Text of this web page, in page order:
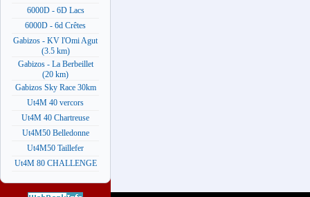
6000D - 6D Lacs
6000D - 6d Crêtes
Gabizos - KV l'Omi Agut
(3.5 km)
Gabizos - La Berbeillet
(20 km)
Gabizos Sky Race 30km
Ut4M 40 vercors
Ut4M 40 Chartreuse
Ut4M50 Belledonne
Ut4M50 Taillefer
Ut4M 80 CHALLENGE